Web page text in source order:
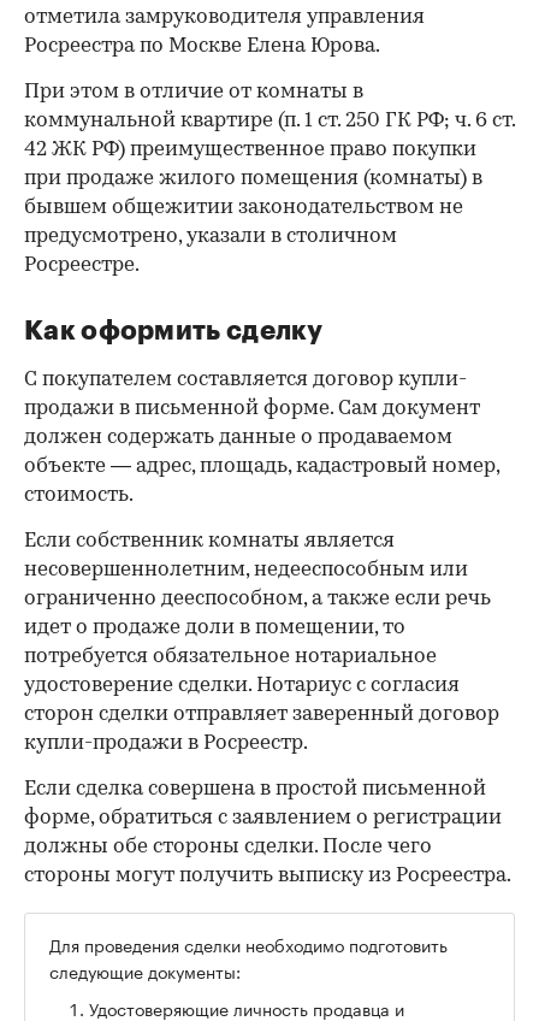
отметила замруководителя управления
Росреестра по Москве Елена Юрова.
При этом в отличие от комнаты в
коммунальной квартире (п. 1 ст. 250 ГК РФ; ч. 6 ст.
42 ЖК РФ) преимущественное право покупки
при продаже жилого помещения (комнаты) в
бывшем общежитии законодательством не
предусмотрено, указали в столичном
Росреестре.
Как оформить сделку
С покупателем составляется договор купли-
продажи в письменной форме. Сам документ
должен содержать данные о продаваемом
объекте — адрес, площадь, кадастровый номер,
стоимость.
Если собственник комнаты является
несовершеннолетним, недееспособным или
ограниченно дееспособном, а также если речь
идет о продаже доли в помещении, то
потребуется обязательное нотариальное
удостоверение сделки. Нотариус с согласия
сторон сделки отправляет заверенный договор
купли-продажи в Росреестр.
Если сделка совершена в простой письменной
форме, обратиться с заявлением о регистрации
должны обе стороны сделки. После чего
стороны могут получить выписку из Росреестра.
Для проведения сделки необходимо подготовить
следующие документы:
Удостоверяющие личность продавца и